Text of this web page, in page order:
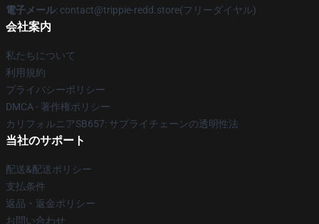
電子メール: contact@trippie-redd.store(フリーダイヤル)
会社案内
私たちについて
利用規約
プライバシーポリシー
DMCA - 著作権ポリシー
カリフォルニアSB657: サプライチェーンの透明性法
当社のサポート
配送&配送ポリシー
支払条件
返品・返金ポリシー
お問い合わせ